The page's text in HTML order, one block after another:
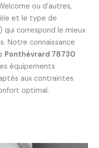
ou d’autres,
et le type de
qui correspond le mieux
Notre connaissance
Ponthévrard 78730
équipements
aux contraintes
optimal.